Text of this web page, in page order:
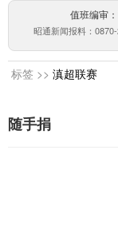
值班编审
昭通新闻报料：
标签 >> 滇超联赛
随手捐